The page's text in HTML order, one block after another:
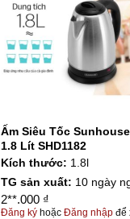
Ấm Siêu Tốc
1.8 Lít SHD1182
Kích thước: 1.8l
TG sản xuất: 10 ngày
2**.000 ₫
Đăng kýhoặc Đăng nhậpđể